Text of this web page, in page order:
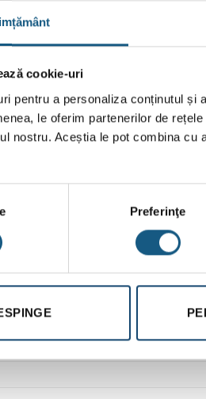
cookie-uri
pentru a personaliza conținutul și
le oferim partenerilor de
nostru. Aceștia le pot combina
Preferinţe